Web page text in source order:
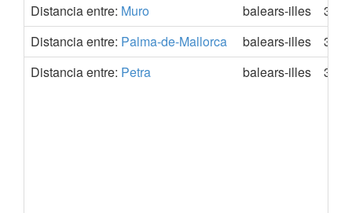
Distancia entre: Muro balears-illes
Distancia entre: Palma-de-Mallorca balears-illes
Distancia entre: Petra balears-illes